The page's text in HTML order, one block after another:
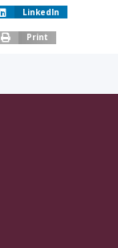
LinkedIn
Print